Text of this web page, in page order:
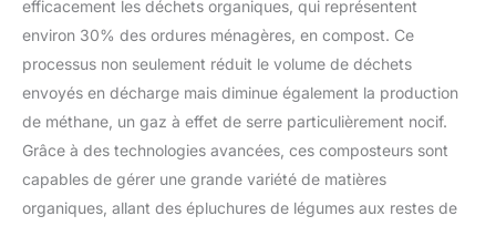
efficacement les déchets organiques, qui représentent
environ 30% des ordures ménagères, en compost. Ce
processus non seulement réduit le volume de déchets
envoyés en décharge mais diminue également la production
de méthane, un gaz à effet de serre particulièrement nocif.
Grâce à des technologies avancées, ces composteurs sont
capables de gérer une grande variété de matières
organiques, allant des épluchures de légumes aux restes de